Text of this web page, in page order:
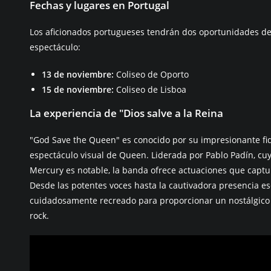
Fechas y lugares en Portugal
Los aficionados portugueses tendrán dos oportunidades
espectáculo:
13 de noviembre: Coliseo de Oporto
15 de noviembre: Coliseo de Lisboa
La experiencia de "Dios salve a la Reina
"God Save the Queen" es conocido por su impresionante
espectáculo visual de Queen. Liderada por Pablo Padín,
Mercury es notable, la banda ofrece actuaciones que
Desde las potentes voces hasta la cautivadora presencia
cuidadosamente recreado para proporcionar un
rock.